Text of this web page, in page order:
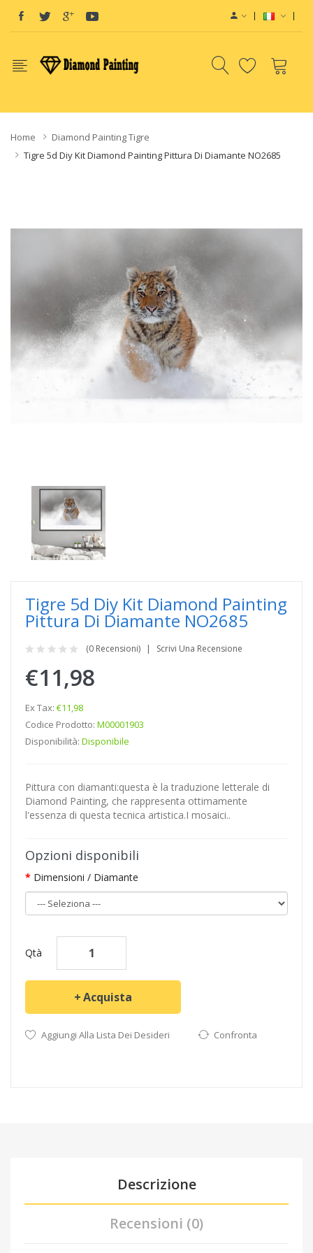
E-Liquide-Liquidse-JuiceDisposable E-Cigs
Home
Diamond Painting Tigre
Tigre 5d Diy Kit Diamond Painting Pittura Di Diamante NO2685
Tigre 5d Diy Kit Diamond Painting
Pittura Di Diamante NO2685
(0 Recensioni) Scrivi Una Recensione
€11,98
Ex Tax: €11,98
Codice Prodotto: M00001903
Disponibilità: Disponibile
Pittura con diamanti:questa è la traduzione letterale di
Diamond Painting, che rappresenta ottimamente
l'essenza di questa tecnica artistica.I mosaici..
Opzioni disponibili
Dimensioni / Diamante
Qtà
Acquista
Aggiungi Alla Lista Dei Desideri Confronta
Descrizione
Recensioni (0)